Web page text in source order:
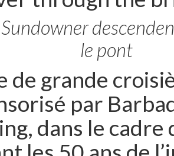
le pont
de grande
par
dans le cadre